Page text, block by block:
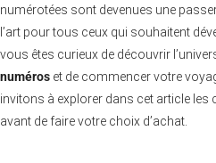
numérotées sont devenues une
l’art pour tous ceux qui souhaitent
vous êtes curieux de découvrir
numéros et de commencer votre
invitons à explorer dans cet article les
avant de faire votre choix d’achat.